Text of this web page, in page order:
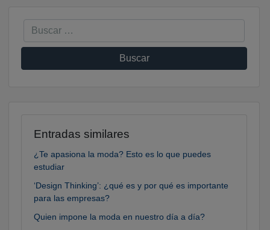
Entradas similares
¿Te apasiona la moda? Esto es lo que puedes
estudiar
‘Design Thinking’: ¿qué es y por qué es importante
para las empresas?
Quien impone la moda en nuestro día a día?